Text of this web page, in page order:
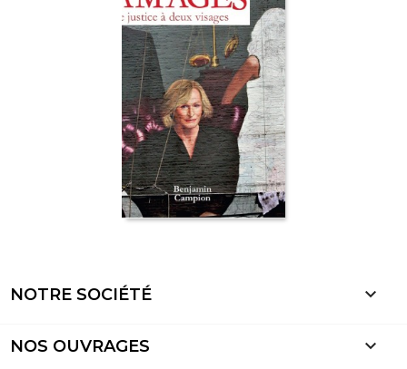
NOTRE SOCIÉTÉ 
NOS OUVRAGES 